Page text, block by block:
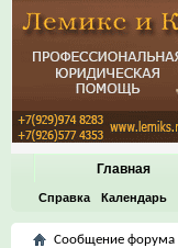
Главная
Справка Календарь
Сообщение форума